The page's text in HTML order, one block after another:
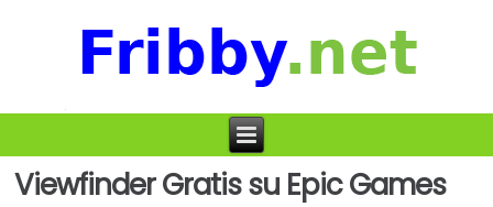
Viewfinder Gratis su Epic Games